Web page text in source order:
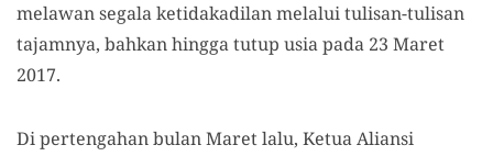
melawan segala ketidakadilan melalui tulisan-tulisan
tajamnya, bahkan hingga tutup usia pada 23 Maret
2017.
Di pertengahan bulan Maret lalu, Ketua Aliansi